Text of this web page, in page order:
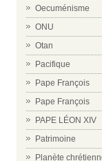
Oecuménisme
ONU
Otan
Pacifique
Pape François
Pape François
PAPE LÉON XIV
Patrimoine
Planète